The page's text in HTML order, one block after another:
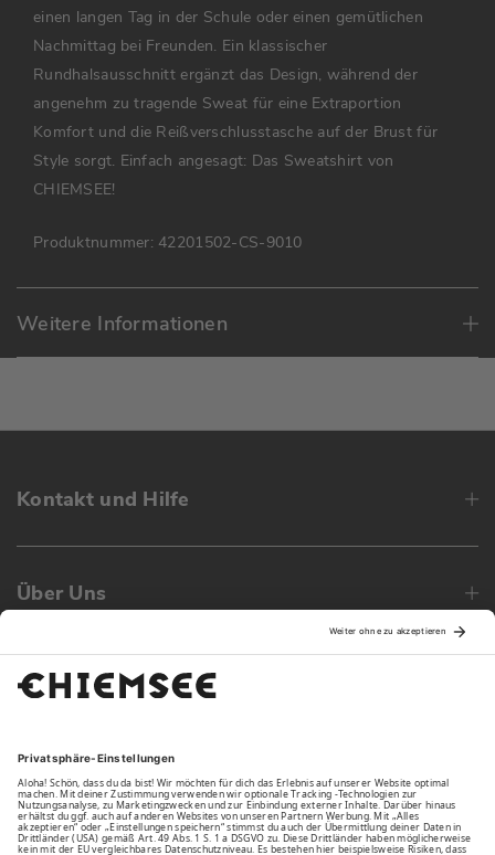
einen langen Tag in der Schule oder einen gemütlichen
Nachmittag bei Freunden. Ein klassischer
Rundhalsausschnitt ergänzt das Design, während der
angenehm zu tragende Sweat für eine Extraportion
Komfort und die Reißverschlusstasche auf der Brust für
Style sorgt. Einfach angesagt: Das Sweatshirt von
CHIEMSEE!
Produktnummer: 42201502-CS-9010
Weitere Informationen
Kontakt und Hilfe
Über Uns
Family
Unsere Vorteile